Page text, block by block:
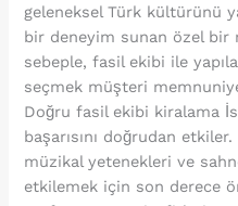
geleneksel Türk kültürünü
bir deneyim sunan özel bir
sebeple, fasil ekibi ile
seçmek müşteri
Doğru fasil ekibi kiralama
başarısını doğrudan
müzikal yetenekleri ve
etkilemek için son derece